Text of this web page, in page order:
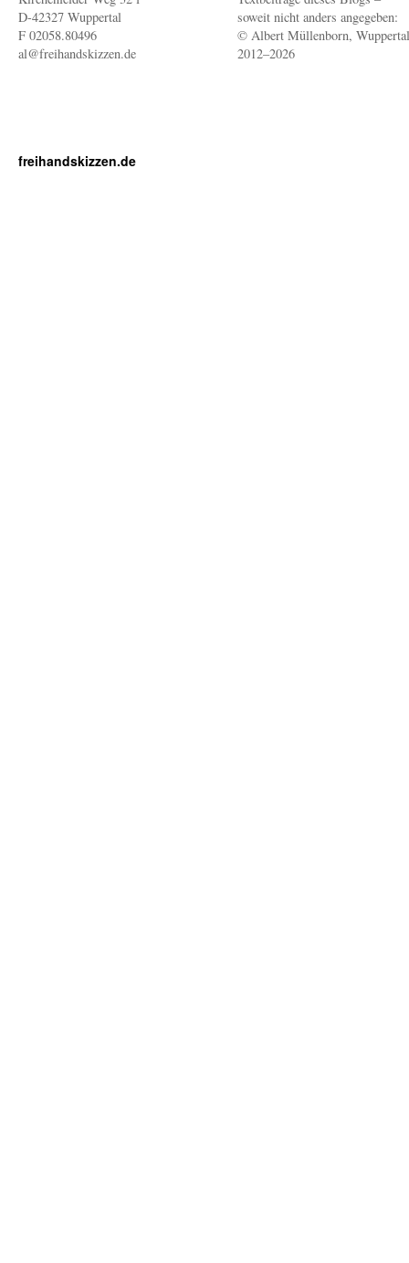
D-42327 Wuppertal
F 02058.80496
al@freihandskizzen.de
soweit nicht anders angegeben:
© Albert Müllenborn, Wuppertal
2012–2026
freihandskizzen.de